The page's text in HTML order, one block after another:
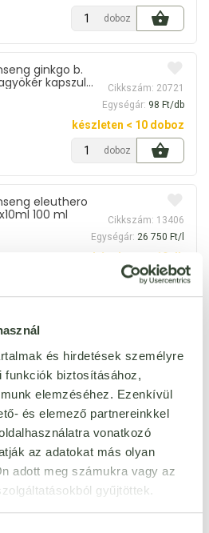
és hirdetések személyre
funkciók biztosításához,
elemzéséhez. Ezenkívül
és elemező partnereinkkel
vonatkozó
az adatokat más olyan
adott meg számukra vagy az
gyűjtöttek.
doboz
ginkgo b.
kapszula
Cikkszám: 20721
Egységár: 98 Ft/db
készleten < 10 doboz
doboz
eleuthero
100 ml
Cikkszám: 13406
Egységár: 26 750 Ft/l
készleten < 10 db
royal jelly
Cikkszám: 13417
Egységár:
készleten < 10 db
db
ginseng
db
Cikkszám: 13404